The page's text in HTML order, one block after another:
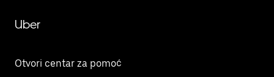
Uber
Otvori centar za pomoć